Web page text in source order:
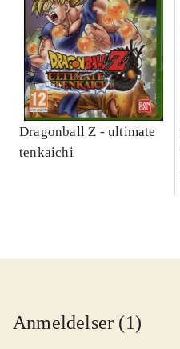
Dragonball Z - ultimate
tenkaichi
Anmeldelser (1)